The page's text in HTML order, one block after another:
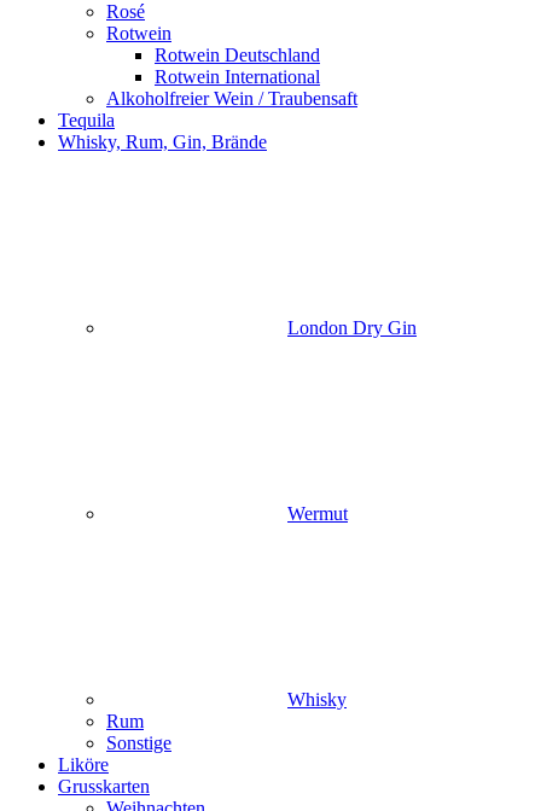
Rosé
Rotwein
Rotwein Deutschland
Rotwein International
Alkoholfreier Wein / Traubensaft
Tequila
Whisky, Rum, Gin, Brände
London Dry Gin
Wermut
Whisky
Rum
Sonstige
Liköre
Grusskarten